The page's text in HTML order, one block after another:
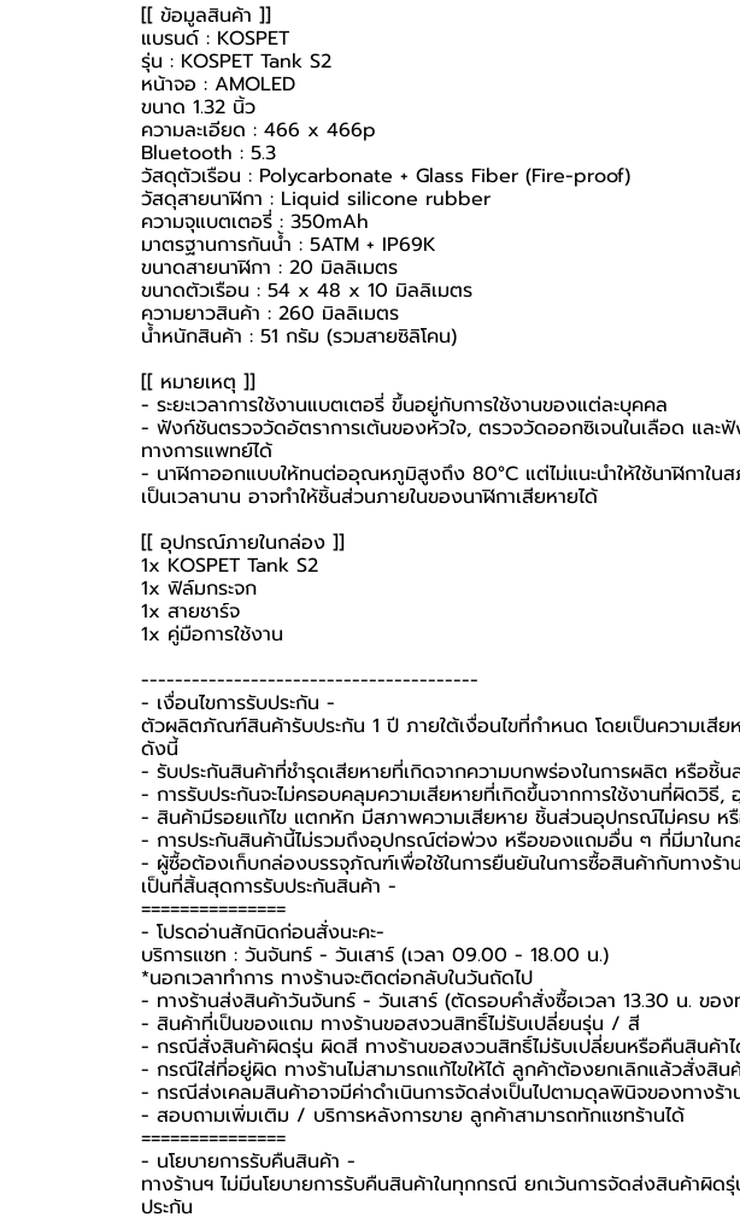
[[ ข้อมูลสินค้า ]]
แบรนด์ : KOSPET
รุ่น : KOSPET Tank S2
หน้าจอ : AMOLED
ขนาด 1.32 นิ้ว
ความละเอียด : 466 x 466p
Bluetooth : 5.3
วัสดุตัวเรือน : Polycarbonate + Glass Fiber (Fire-proof)
วัสดุสายนาฬิกา : Liquid silicone rubber
ความจุแบตเตอรี่ : 350mAh
มาตรฐานการกันน้ำ : 5ATM + IP69K
ขนาดสายนาฬิกา : 20 มิลลิเมตร
ขนาดตัวเรือน : 54 x 48 x 10 มิลลิเมตร
ความยาวสินค้า : 260 มิลลิเมตร
น้ำหนักสินค้า : 51 กรัม (รวมสายซิลิโคน)
[[ หมายเหตุ ]]
- ระยะเวลาการใช้งานแบตเตอรี่ ขึ้นอยู่กับการใช้งานของแต่ละบุคคล
- ฟังก์ชันตรวจวัดอัตราการเต้นของหัวใจ, ตรวจวัดออกซิเจนในเลือด และ
ทางการแพทย์ได้
- นาฬิกาออกแบบให้ทนต่ออุณหภูมิสูงถึง 80°C แต่ไม่แนะนำให้ใช้นาฬิกาใ
เป็นเวลานาน อาจทำให้ชิ้นส่วนภายในของนาฬิกาเสียหายได้
[[ อุปกรณ์ภายในกล่อง ]]
1x KOSPET Tank S2
1x ฟิล์มกระจก
1x สายชาร์จ
1x คู่มือการใช้งาน
----------------------------------------
-️ เงื่อนไขการรับประกัน -️
ตัวผลิตภัณฑ์สินค้ารับประกัน 1 ปี ภายใต้เงื่อนไขที่กำหนด โดยเป็นความเสีย
ดังนี้
- รับประกันสินค้าที่ชำรุดเสียหายที่เกิดจากความบกพร่องในการผลิต หรือชิ้น
- การรับประกันจะไม่ครอบคลุมความเสียหายที่เกิดขึ้นจากการใช้งานที่ผิดวิ
- สินค้ามีรอยแก้ไข แตกหัก มีสภาพความเสียหาย ชิ้นส่วนอุปกรณ์ไม่ครบ ห
- การประกันสินค้านี้ไม่รวมถึงอุปกรณ์ต่อพ่วง หรือของแถมอื่น ๆ ที่มีมาใน
-️ ผู้ซื้อต้องเก็บกล่องบรรจุภัณฑ์เพื่อใช้ในการยืนยันในการซื้อสินค้ากับทางร้
เป็นที่สิ้นสุดการรับประกันสินค้า -️
===============
-️ โปรดอ่านสักนิดก่อนสั่งนะคะ-️
บริการแชท : วันจันทร์ - วันเสาร์ (เวลา 09.00 - 18.00 น.)
*นอกเวลาทำการ ทางร้านจะติดต่อกลับในวันถัดไป
- ทางร้านส่งสินค้าวันจันทร์ - วันเสาร์ (ตัดรอบคำสั่งซื้อเวลา 13.30 น. ขอ
- สินค้าที่เป็นของแถม ทางร้านขอสงวนสิทธิ์ไม่รับเปลี่ยนรุ่น / สี
- กรณีสั่งสินค้าผิดรุ่น ผิดสี ทางร้านขอสงวนสิทธิ์ไม่รับเปลี่ยนหรือคืนสินค้า
- กรณีใส่ที่อยู่ผิด ทางร้านไม่สามารถแก้ไขให้ได้ ลูกค้าต้องยกเลิกแล้วสั่งสินค้
- กรณีส่งเคลมสินค้าอาจมีค่าดำเนินการจัดส่งเป็นไปตามดุลพินิจของทางร้า
- สอบถามเพิ่มเติม / บริการหลังการขาย ลูกค้าสามารถทักแชทร้านได้
===============
-️ นโยบายการรับคืนสินค้า -️
ทางร้านฯ ไม่มีนโยบายการรับคืนสินค้าในทุกกรณี ยกเว้นการจัดส่งสินค้าผิ
ประกัน